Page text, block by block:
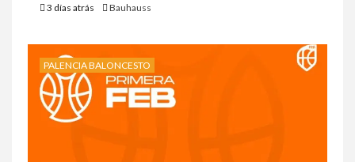
3 días atrás Bauhauss
PALENCIA BALONCESTO